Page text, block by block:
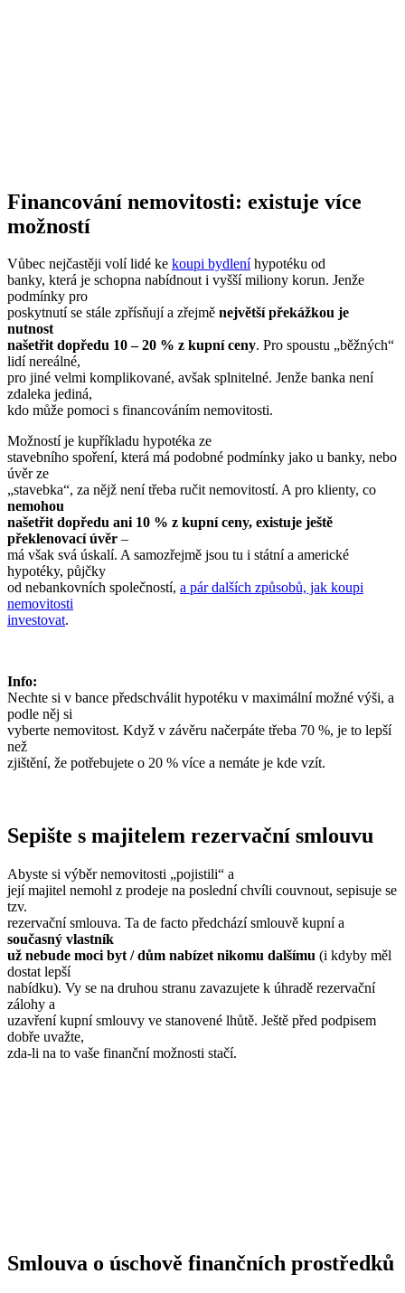
Financování nemovitosti: existuje více
možností
Vůbec nejčastěji volí lidé ke koupi bydleníhypotéku od
banky, která je schopna nabídnout i vyšší miliony korun. Jenže
podmínky pro
poskytnutí se stále zpřísňují a zřejmě největší překážkou je
nutnost
našetřit dopředu 10 – 20 % z kupní ceny. Pro spoustu „běžných“
lidí nereálné,
pro jiné velmi komplikované, avšak splnitelné. Jenže banka není
zdaleka jediná,
kdo může pomoci s financováním nemovitosti.
Možností je kupříkladu hypotéka ze
stavebního spoření, která má podobné podmínky jako u banky, nebo
úvěr ze
„stavebka“, za nějž není třeba ručit nemovitostí. A pro klienty, co
nemohou
našetřit dopředu ani 10 % z kupní ceny, existuje ještě
překlenovací úvěr –
má však svá úskalí. A samozřejmě jsou tu i státní a americké
hypotéky, půjčky
od nebankovních společností, a pár dalších způsobů, jak koupi
nemovitosti
investovat.
Info:
Nechte si v bance předschválit hypotéku v maximální možné výši, a
podle něj si
vyberte nemovitost. Když v závěru načerpáte třeba 70 %, je to lepší
než
zjištění, že potřebujete o 20 % více a nemáte je kde vzít.
Sepište s majitelem rezervační smlouvu
Abyste si výběr nemovitosti „pojistili“ a
její majitel nemohl z prodeje na poslední chvíli couvnout, sepisuje se
tzv.
rezervační smlouva. Ta de facto předchází smlouvě kupní a
současný vlastník
už nebude moci byt / dům nabízet nikomu dalšímu (i kdyby měl
dostat lepší
nabídku). Vy se na druhou stranu zavazujete k úhradě rezervační
zálohy a
uzavření kupní smlouvy ve stanovené lhůtě. Ještě před podpisem
dobře uvažte,
zda-li na to vaše finanční možnosti stačí.
Smlouva o úschově finančních prostředků